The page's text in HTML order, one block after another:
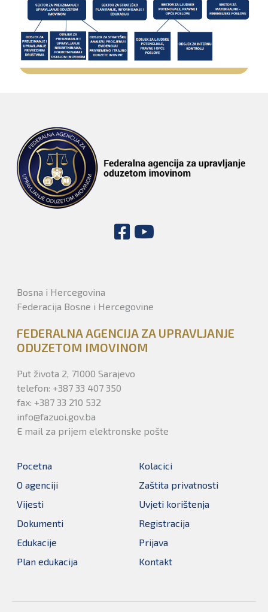
Bosna i Hercegovina
Federacija Bosne i Hercegovine
FEDERALNA AGENCIJA ZA UPRAVLJANJE
ODUZETOM IMOVINOM
Put života 2, 71000 Sarajevo
telefon: +387 33 407 350
fax: +387 33 210 532
info@fazuoi.gov.ba
E mail za prijem elektronske pošte
Pocetna
O agenciji
Vijesti
Dokumenti
Edukacije
Plan edukacija
Kolacici
Zaštita privatnosti
Uvjeti korištenja
Registracija
Prijava
Kontakt